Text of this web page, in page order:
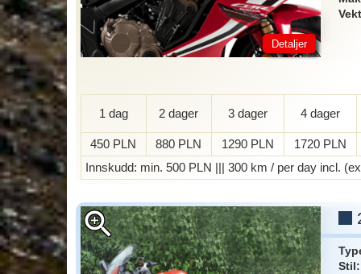
Detaljer
Vekt
1 dag 2 dager 3 dager 4 dager
450 PLN 880 PLN 1290 PLN 1720 PLN
Innskudd: min. 500 PLN ||| 300 km / per day incl.
zoom_in
Stil